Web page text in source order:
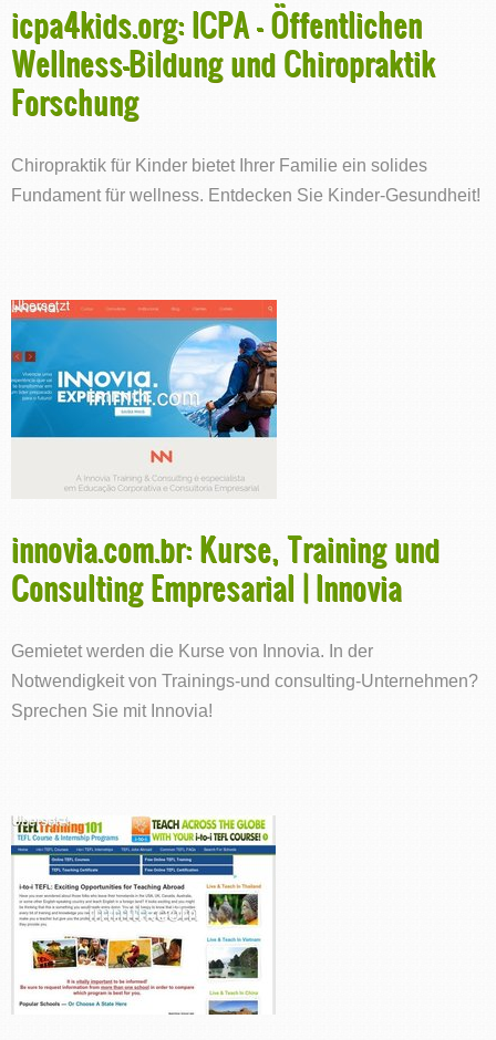
icpa4kids.org: ICPA - Öffentlichen
Wellness-Bildung und Chiropraktik
Forschung
Chiropraktik für Kinder bietet Ihrer Familie ein solides
Fundament für wellness. Entdecken Sie Kinder-Gesundheit!
innovia.com.br: Kurse, Training und
Consulting Empresarial | Innovia
Gemietet werden die Kurse von Innovia. In der
Notwendigkeit von Trainings-und consulting-Unternehmen?
Sprechen Sie mit Innovia!